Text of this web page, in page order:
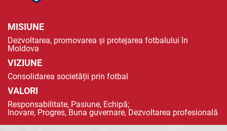
MISIUNE
Dezvoltarea, promovarea și protejarea fotbalului în
Moldova
VIZIUNE
Consolidarea societății prin fotbal
VALORI
Responsabilitate, Pasiune, Echipă;
Inovare, Progres, Buna guvernare, Dezvoltarea profesională